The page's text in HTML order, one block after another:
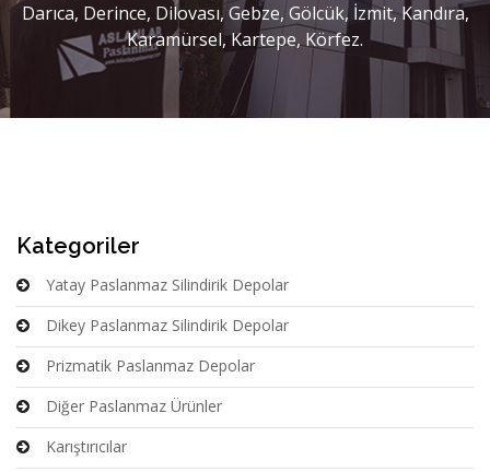
Darıca, Derince, Dilovası, Gebze, Gölcük, İzmit, Kandıra,
Karamürsel, Kartepe, Körfez.
Kategoriler
Yatay Paslanmaz Silindirik Depolar
Dikey Paslanmaz Silindirik Depolar
Prizmatik Paslanmaz Depolar
Diğer Paslanmaz Ürünler
Karıştırıcılar